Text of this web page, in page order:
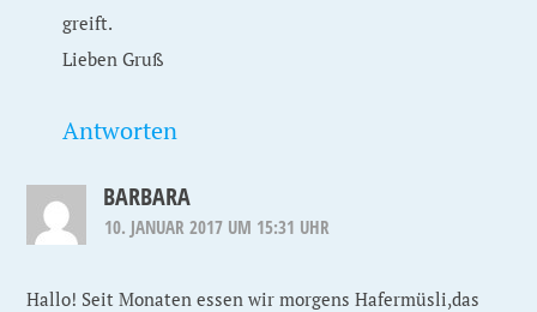
greift.
Lieben Gruß
Antworten
BARBARA
10. JANUAR 2017 UM 15:31 UHR
Hallo! Seit Monaten essen wir morgens Hafermüsli,das